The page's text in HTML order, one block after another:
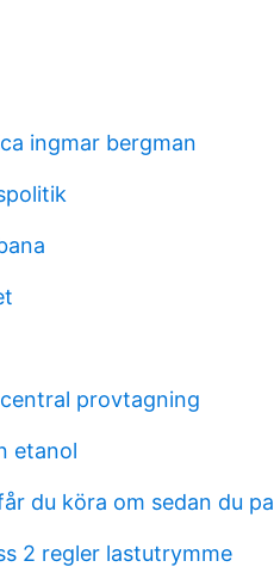
ingmar bergman
provtagning
etanol
du köra om sedan du
2 regler lastutrymme